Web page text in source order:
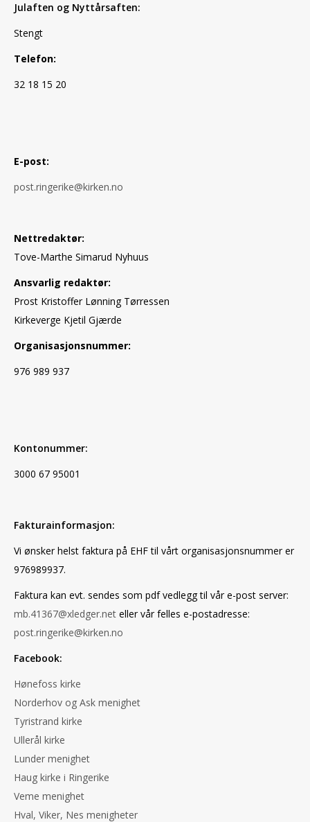
Julaften og Nyttårsaften:
Stengt
Telefon:
32 18 15 20
E-post:
post.ringerike@kirken.no
Nettredaktør:
Tove-Marthe Simarud Nyhuus
Ansvarlig redaktør:
Prost Kristoffer Lønning Tørressen
Kirkeverge Kjetil Gjærde
Organisasjonsnummer:
976 989 937
Kontonummer:
3000 67 95001
Fakturainformasjon:
Vi ønsker helst faktura på EHF til vårt organisasjonsnummer er
976989937.
Faktura kan evt. sendes som pdf vedlegg til vår e-post server:
mb.41367@xledger.net eller vår felles e-postadresse:
post.ringerike@kirken.no
Facebook:
Hønefoss kirke
Norderhov og Ask menighet
Tyristrand kirke
Ullerål kirke
Lunder menighet
Haug kirke i Ringerike
Veme menighet
Hval, Viker, Nes menigheter